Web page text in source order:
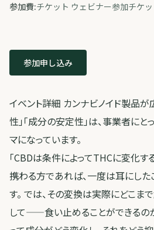
参加費:チケット ウェビナー参加チケッ
参加申し込み
イベント詳細 カンナビノイド製品が
性」「成分の安定性」は、事業者に
マになっています。
「CBDは条件によってTHCに変化
携わる方であれば、一度は耳にし
す。 では、その変換は実際にどこま
して——食い止めることができるの